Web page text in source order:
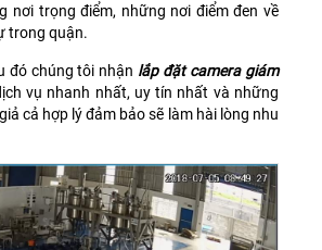
nơi trọng điểm, những nơi điểm đen về
trong quận.
đó chúng tôi nhận lắp đặt camera giám
vụ nhanh nhất, uy tín nhất và những
cả hợp lý đảm bảo sẽ làm hài lòng nhu